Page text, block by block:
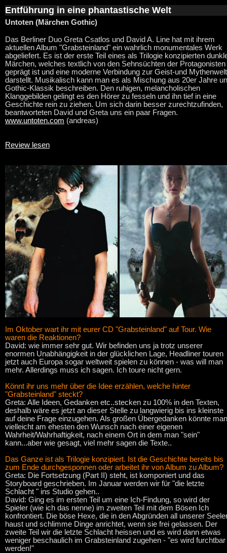
Entführung in eine phantastische Welt
Untoten (Märchen Gothic)
Das Berliner Duo Greta Csatlos und David A. Line hat mit ihrem
aktuellen Album "Grabsteinland" ein wahrlich monumentales Werk
abgeliefert. Es ist der erste Teil eines als Trilogie konzipierten
Märchen, welches textlich von den Sehnsüchten der Protagonisten
geprägt ist und eine moderne Verbindung zur Geist-und Mythenwelt
darstellt. Musikalisch kann man es als Mischung aus 20er Jahre
Gothic-Klassik beschreiben. Den ruhigen, melancholischen
Klanggebilden gelingt es den Hörer zu fesseln und ihn tief in eine
Geschichte rein zu ziehen. Um sich darin besser zurechtzufinden,
beantworteten David und Greta uns ein paar Fragen.
www.untoten.com (andreas)
Review lesen
Im Oktober wart ihr mit eurer CD "Grabsteinland" auf Tour. Wie
waren die Reaktionen?
David: wie immer sehr gut. Wir befinden uns ja trotz unserer
enormen Unabhängigkeit in der glücklichen Lage, Headliner touren
jetzt auch Europa sogar weltweit spielen zu können - was will man
mehr. Allerdings muss ich sagen. Ich toure nicht gern.
Könnt ihr uns mehr über die Idee erzählen, welche hinter
"Grabsteinland" steckt?
Greta: Alle Ideen, Gedanken etc..stecken zu 100% in den Texten,
deshalb wäre es jetzt an dieser Stelle zu langwierig bis ins kleinste
auf deine Frage einzugehen. Als großen Übergedanken könnte man
vielleicht am ehesten den Wunsch nach einer eigenen
Wahrheit/Wahrhaftigkeit, nach einem Ort in dem man "sein"
kann...aber wie gesagt, viel mehr sagen die Texte..
Das Ganze ist als Trilogie konzipiert. Ist die Geschichte bereits bis
zum Ende durchgesponnen oder arbeitet ihr von Album zu Album?
Greta: Die Fortsetzung (Part II) steht, ist komponiert und das
Storyboard geschrieben. Im Januar werden wir für "die letzte
Schlacht " ins Studio gehen..
David: Ging es im ersten Teil um eine Ich-Findung, so wird der
Spieler (wie ich das nenne) im zweiten Teil mit dem Bösen Ich
konfrontiert. Die böse Hexe, die in den Abgründen all unserer
haust und schlimme Dinge anrichtet, wenn sie frei gelassen. Der
zweite Teil wir die letzte Schlacht heissen und es wird dann etwas
weniger beschaulich im Grabsteinland zugehen - "es wird furchtbar
werden!"